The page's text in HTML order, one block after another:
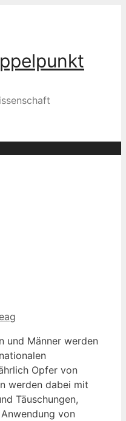
und Männer werden
Opfer von
werden dabei mit
Täuschungen,
von